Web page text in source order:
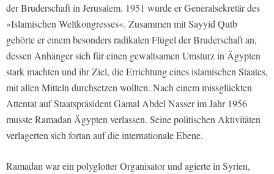
der Bruderschaft in Jerusalem. 1951 wurde er Generalsekretär des
»Islamischen Weltkongresses«. Zusammen mit Sayyid Qutb
gehörte er einem besonders radikalen Flügel der Bruderschaft an,
dessen Anhänger sich für einen gewaltsamen Umsturz in Ägypten
stark machten und ihr Ziel, die Errichtung eines islamischen Staates,
mit allen Mitteln durchsetzen wollten. Nach einem missglückten
Attentat auf Staatspräsident Gamal Abdel Nasser im Jahr 1956
musste Ramadan Ägypten verlassen. Seine politischen Aktivitäten
verlagerten sich fortan auf die internationale Ebene.
Ramadan war ein polyglotter Organisator und agierte in Syrien,